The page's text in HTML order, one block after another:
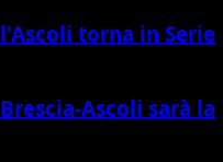
torna in Serie
Ascoli sarà la